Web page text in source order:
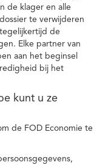
de klager en alle
te verwijderen
de
Elke partner van
aan het beginsel
bij het
kunt u ze
de FOD Economie te